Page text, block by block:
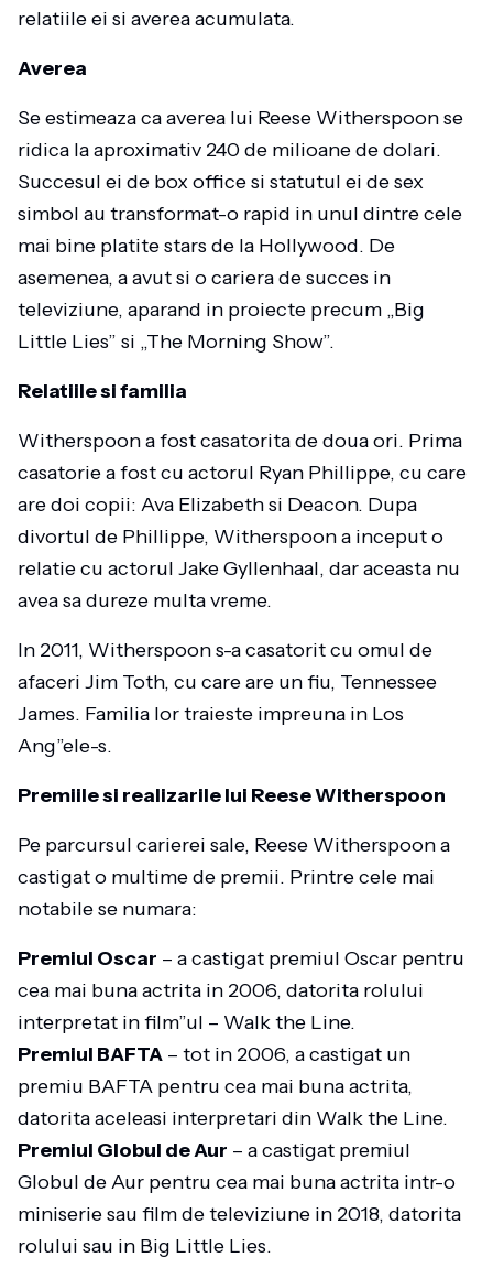
relatiile ei si averea acumulata.
Averea
Se estimeaza ca averea lui Reese Witherspoon se
ridica la aproximativ 240 de milioane de dolari.
Succesul ei de box office si statutul ei de sex
simbol au transformat-o rapid in unul dintre cele
mai bine platite stars de la Hollywood. De
asemenea, a avut si o cariera de succes in
televiziune, aparand in proiecte precum „Big
Little Lies” si „The Morning Show”.
Relatiile si familia
Witherspoon a fost casatorita de doua ori. Prima
casatorie a fost cu actorul Ryan Phillippe, cu care
are doi copii: Ava Elizabeth si Deacon. Dupa
divortul de Phillippe, Witherspoon a inceput o
relatie cu actorul Jake Gyllenhaal, dar aceasta nu
avea sa dureze multa vreme.
In 2011, Witherspoon s-a casatorit cu omul de
afaceri Jim Toth, cu care are un fiu, Tennessee
James. Familia lor traieste impreuna in Los
Ang”ele-s.
Premiile si realizarile lui Reese Witherspoon
Pe parcursul carierei sale, Reese Witherspoon a
castigat o multime de premii. Printre cele mai
notabile se numara:
Premiul Oscar – a castigat premiul Oscar pentru
cea mai buna actrita in 2006, datorita rolului
interpretat in film”ul – Walk the Line.
Premiul BAFTA – tot in 2006, a castigat un
premiu BAFTA pentru cea mai buna actrita,
datorita aceleasi interpretari din Walk the Line.
Premiul Globul de Aur – a castigat premiul
Globul de Aur pentru cea mai buna actrita intr-o
miniserie sau film de televiziune in 2018, datorita
rolului sau in Big Little Lies.